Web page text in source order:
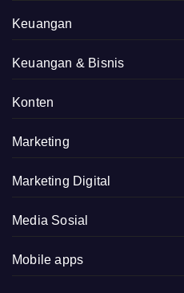
Keuangan
Keuangan & Bisnis
Konten
Marketing
Marketing Digital
Media Sosial
Mobile apps